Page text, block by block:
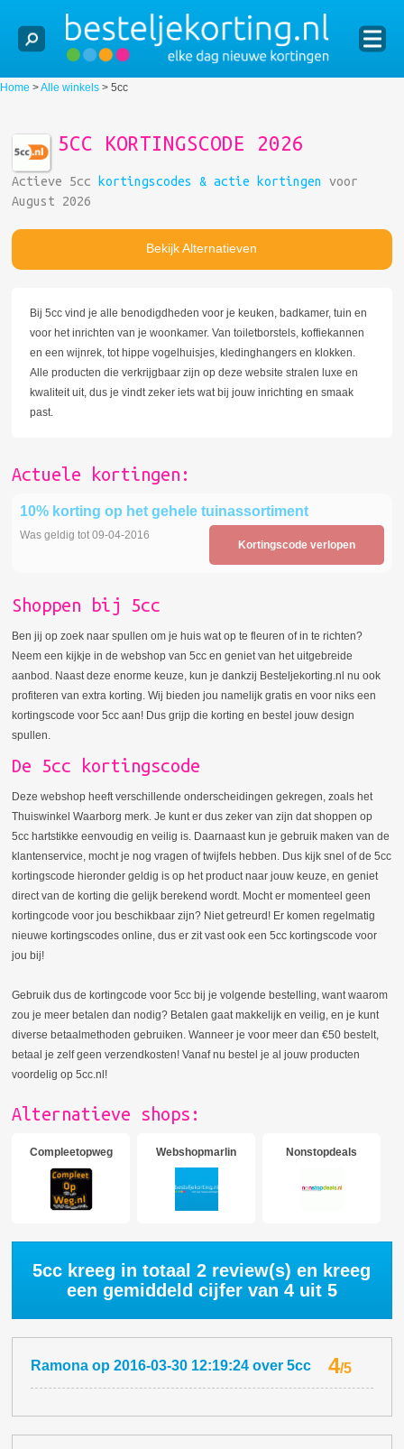
Home >Alle winkels > 5cc
5CC KORTINGSCODE 2026
Actieve 5cc kortingscodes & actie kortingen
voor
August 2026
Bekijk Alternatieven
Bij 5cc vind je alle benodigdheden voor je keuken, badkamer, tuin en
voor het inrichten van je woonkamer. Van toiletborstels, koffiekannen
en een wijnrek, tot hippe vogelhuisjes, kledinghangers en klokken.
Alle producten die verkrijgbaar zijn op deze website stralen luxe en
kwaliteit uit, dus je vindt zeker iets wat bij jouw inrichting en smaak
past.
Actuele kortingen:
10% korting op het gehele tuinassortiment
Kortingscode verlopen
Was geldig tot 09-04-2016
Shoppen bij 5cc
Ben jij op zoek naar spullen om je huis wat op te fleuren of in te richten?
Neem een kijkje in de webshop van 5cc en geniet van het uitgebreide
aanbod. Naast deze enorme keuze, kun je dankzij Besteljekorting.nl nu ook
profiteren van extra korting. Wij bieden jou namelijk gratis en voor niks een
kortingscode voor 5cc aan! Dus grijp die korting en bestel jouw design
spullen.
De 5cc kortingscode
Deze webshop heeft verschillende onderscheidingen gekregen, zoals het
Thuiswinkel Waarborg merk. Je kunt er dus zeker van zijn dat shoppen op
5cc hartstikke eenvoudig en veilig is. Daarnaast kun je gebruik maken van de
klantenservice, mocht je nog vragen of twijfels hebben. Dus kijk snel of de 5cc
kortingscode hieronder geldig is op het product naar jouw keuze, en geniet
direct van de korting die gelijk berekend wordt. Mocht er momenteel geen
kortingcode voor jou beschikbaar zijn? Niet getreurd! Er komen regelmatig
nieuwe kortingscodes online, dus er zit vast ook een 5cc kortingscode voor
jou bij!
Gebruik dus de kortingcode voor 5cc bij je volgende bestelling, want waarom
zou je meer betalen dan nodig? Betalen gaat makkelijk en veilig, en je kunt
diverse betaalmethoden gebruiken. Wanneer je voor meer dan €50 bestelt,
betaal je zelf geen verzendkosten! Vanaf nu bestel je al jouw producten
voordelig op 5cc.nl!
Alternatieve shops:
Compleetopweg Webshopmarlin Nonstopdeals
5cc kreeg in totaal2 review(s) en kreeg
een gemiddeld cijfer van 4 uit 5
Ramona op2016-03-30 12:19:24 over5cc 4/5